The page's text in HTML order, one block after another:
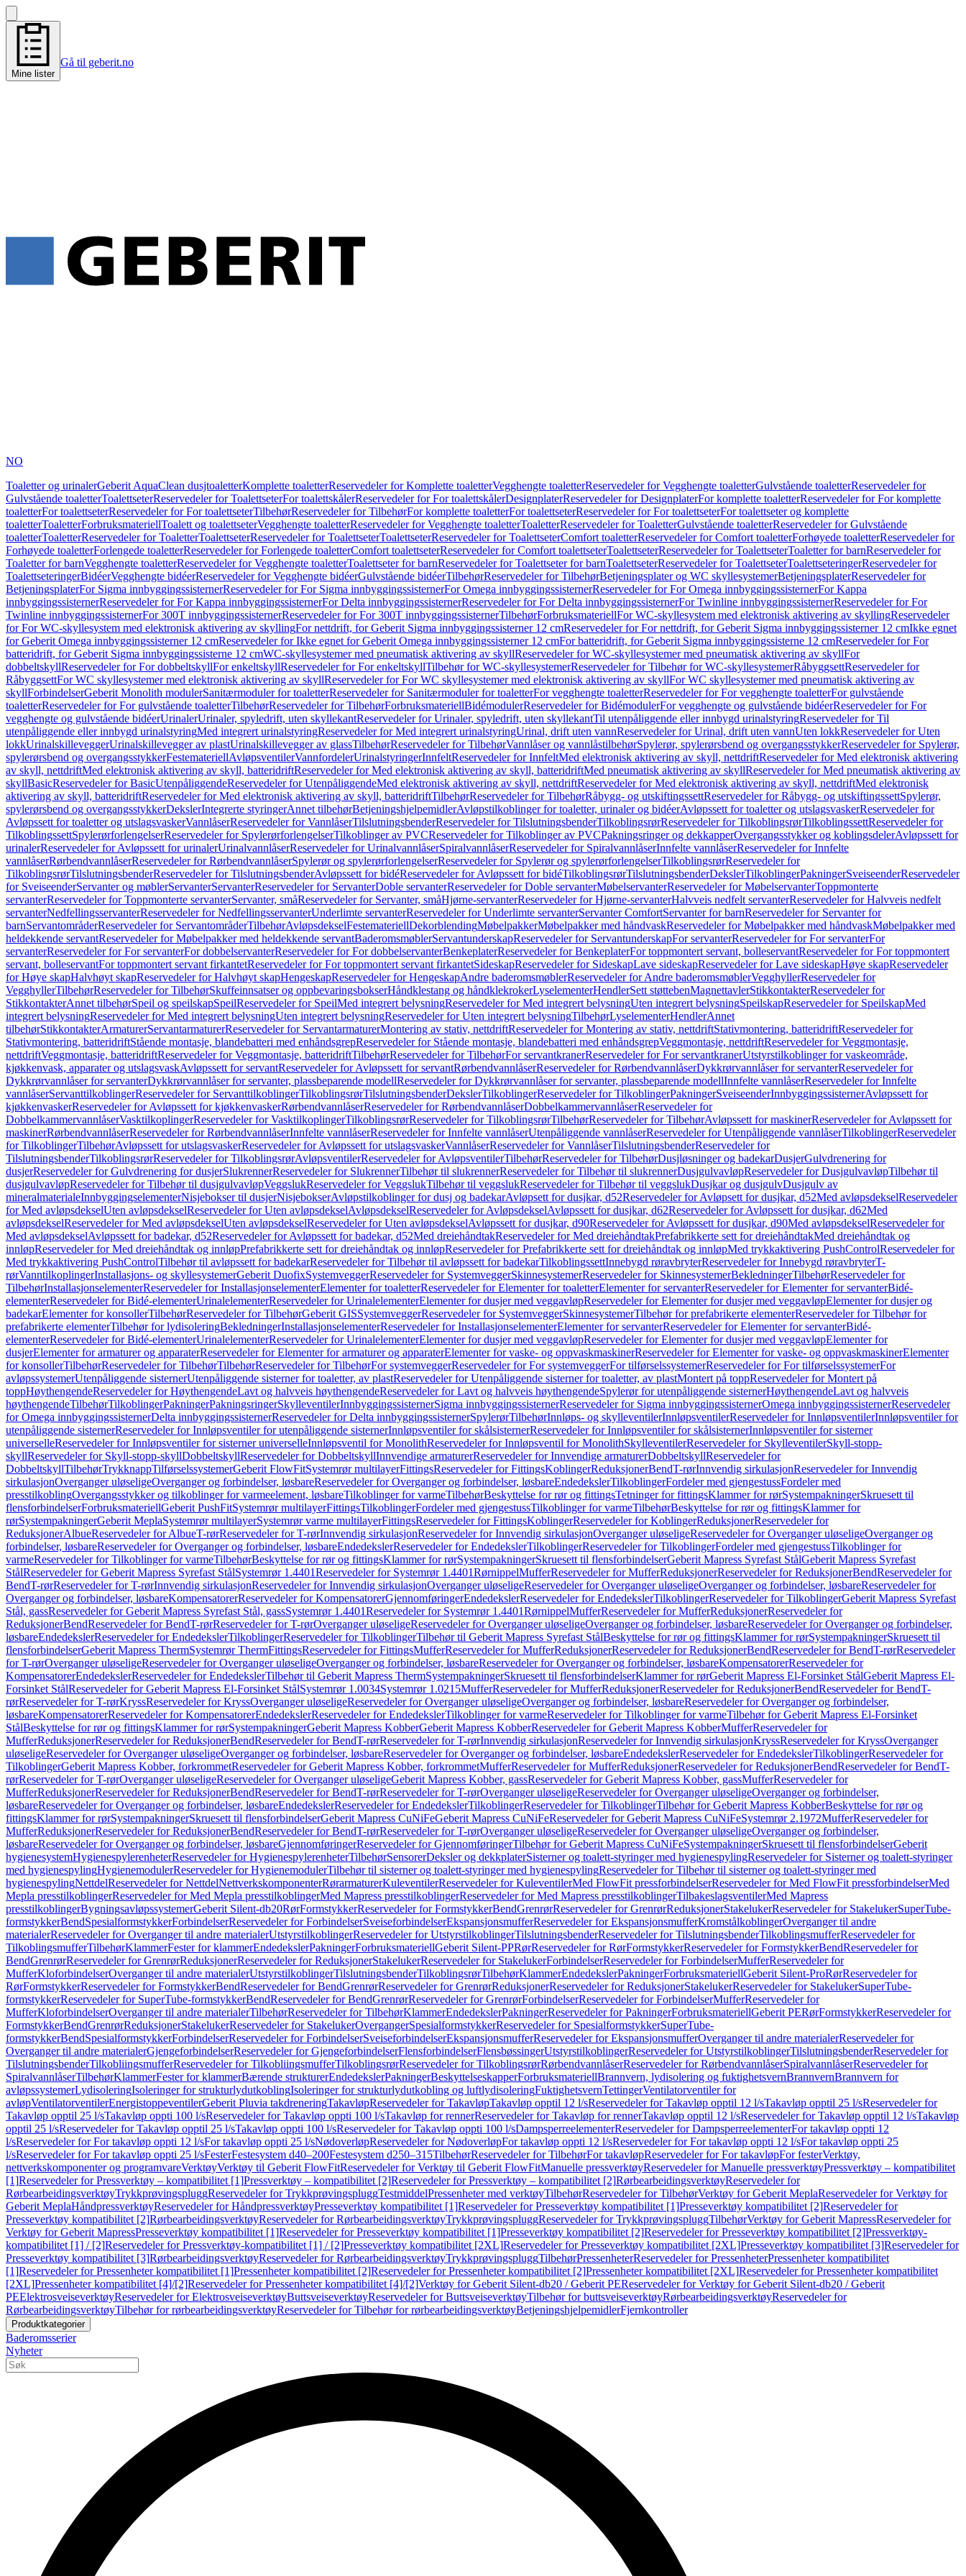
Mine lister
Gå til geberit.no
NO
Toaletter og urinalerGeberit AquaClean dusjtoaletterKomplette toaletterReservedeler for Komplette toaletterVegghengte toaletterReservedeler for Vegghengte toaletterGulvstående toaletterReservedeler for
Gulvstående toaletterToalettseterReservedeler for ToalettseterFor toalettskålerReservedeler for For toalettskålerDesignplaterReservedeler for DesignplaterFor komplette toaletterReservedeler for For komplette
toaletterFor toalettseterReservedeler for For toalettseterTilbehørReservedeler for TilbehørFor komplette toaletterFor toalettseterReservedeler for For toalettseterFor toalettseter og komplette
toaletterToaletterForbruksmateriellToalett og toalettseterVegghengte toaletterReservedeler for Vegghengte toaletterToaletterReservedeler for ToaletterGulvstående toaletterReservedeler for Gulvstående
toaletterToaletterReservedeler for ToaletterToalettseterReservedeler for ToalettseterToalettseterReservedeler for ToalettseterComfort toaletterReservedeler for Comfort toaletterForhøyede toaletterReservedeler for
Forhøyede toaletterForlengede toaletterReservedeler for Forlengede toaletterComfort toalettseterReservedeler for Comfort toalettseterToalettseterReservedeler for ToalettseterToaletter for barnReservedeler for
Toaletter for barnVegghengte toaletterReservedeler for Vegghengte toaletterToalettseter for barnReservedeler for Toalettseter for barnToalettseterReservedeler for ToalettseterToalettseteringerReservedeler for
ToalettseteringerBidéerVegghengte bidéerReservedeler for Vegghengte bidéerGulvstående bidéerTilbehørReservedeler for TilbehørBetjeningsplater og WC skyllesystemerBetjeningsplaterReservedeler for
BetjeningsplaterFor Sigma innbyggingssisternerReservedeler for For Sigma innbyggingssisternerFor Omega innbyggingssisternerReservedeler for For Omega innbyggingssisternerFor Kappa
innbyggingssisternerReservedeler for For Kappa innbyggingssisternerFor Delta innbyggingssisternerReservedeler for For Delta innbyggingssisternerFor Twinline innbyggingssisternerReservedeler for For
Twinline innbyggingssisternerFor 300T innbyggingssisternerReservedeler for For 300T innbyggingssisternerTilbehørForbruksmateriellFor WC-skyllesystem med elektronisk aktivering av skyllingReservedeler
for For WC-skyllesystem med elektronisk aktivering av skyllingFor nettdrift, for Geberit Sigma innbyggingssisterner 12 cmReservedeler for For nettdrift, for Geberit Sigma innbyggingssisterner 12 cmIkke egnet
for Geberit Omega innbyggingssisterner 12 cmReservedeler for Ikke egnet for Geberit Omega innbyggingssisterner 12 cmFor batteridrift, for Geberit Sigma innbyggingssisterne 12 cmReservedeler for For
batteridrift, for Geberit Sigma innbyggingssisterne 12 cmWC-skyllesystemer med pneumatisk aktivering av skyllReservedeler for WC-skyllesystemer med pneumatisk aktivering av skyllFor
dobbeltskyllReservedeler for For dobbeltskyllFor enkeltskyllReservedeler for For enkeltskyllTilbehør for WC-skyllesystemerReservedeler for Tilbehør for WC-skyllesystemerRåbyggsettReservedeler for
RåbyggsettFor WC skyllesystemer med elektronisk aktivering av skyllReservedeler for For WC skyllesystemer med elektronisk aktivering av skyllFor WC skyllesystemer med pneumatisk aktivering av
skyllForbindelserGeberit Monolith modulerSanitærmoduler for toaletterReservedeler for Sanitærmoduler for toaletterFor vegghengte toaletterReservedeler for For vegghengte toaletterFor gulvstående
toaletterReservedeler for For gulvstående toaletterTilbehørReservedeler for TilbehørForbruksmateriellBidémodulerReservedeler for BidémodulerFor vegghengte og gulvstående bidéerReservedeler for For
vegghengte og gulvstående bidéerUrinalerUrinaler, spyledrift, uten skyllekantReservedeler for Urinaler, spyledrift, uten skyllekantTil utenpåliggende eller innbygd urinalstyringReservedeler for Til
utenpåliggende eller innbygd urinalstyringMed integrert urinalstyringReservedeler for Med integrert urinalstyringUrinal, drift uten vannReservedeler for Urinal, drift uten vannUten lokkReservedeler for Uten
lokkUrinalskilleveggerUrinalskillevegger av plastUrinalskillevegger av glassTilbehørReservedeler for TilbehørVannlåser og vannlåstilbehørSpylerør, spylerørsbend og overgangsstykkerReservedeler for Spylerør,
spylerørsbend og overgangsstykkerFestemateriellAvløpsventilerVannfordelerUrinalstyringerInnfeltReservedeler for InnfeltMed elektronisk aktivering av skyll, nettdriftReservedeler for Med elektronisk aktivering
av skyll, nettdriftMed elektronisk aktivering av skyll, batteridriftReservedeler for Med elektronisk aktivering av skyll, batteridriftMed pneumatisk aktivering av skyllReservedeler for Med pneumatisk aktivering av
skyllBasicReservedeler for BasicUtenpåliggendeReservedeler for UtenpåliggendeMed elektronisk aktivering av skyll, nettdriftReservedeler for Med elektronisk aktivering av skyll, nettdriftMed elektronisk
aktivering av skyll, batteridriftReservedeler for Med elektronisk aktivering av skyll, batteridriftTilbehørReservedeler for TilbehørRåbygg- og utskiftingssettReservedeler for Råbygg- og utskiftingssettSpylerør,
spylerørsbend og overgangsstykkerDekslerIntegrerte styringerAnnet tilbehørBetjeningshjelpemidlerAvløpstilkoblinger for toaletter, urinaler og bidéerAvløpssett for toaletter og utslagsvaskerReservedeler for
Avløpssett for toaletter og utslagsvaskerVannlåserReservedeler for VannlåserTilslutningsbenderReservedeler for TilslutningsbenderTilkoblingsrørReservedeler for TilkoblingsrørTilkoblingssettReservedeler for
TilkoblingssettSpylerørforlengelserReservedeler for SpylerørforlengelserTilkoblinger av PVCReservedeler for Tilkoblinger av PVCPakningsringer og dekkapperOvergangsstykker og koblingsdelerAvløpssett for
urinalerReservedeler for Avløpssett for urinalerUrinalvannlåserReservedeler for UrinalvannlåserSpiralvannlåserReservedeler for SpiralvannlåserInnfelte vannlåserReservedeler for Innfelte
vannlåserRørbendvannlåserReservedeler for RørbendvannlåserSpylerør og spylerørforlengelserReservedeler for Spylerør og spylerørforlengelserTilkoblingsrørReservedeler for
TilkoblingsrørTilslutningsbenderReservedeler for TilslutningsbenderAvløpssett for bidéReservedeler for Avløpssett for bidéTilkoblingsrørTilslutningsbenderDekslerTilkoblingerPakningerSveiseenderReservedeler
for SveiseenderServanter og møblerServanterServanterReservedeler for ServanterDoble servanterReservedeler for Doble servanterMøbelservanterReservedeler for MøbelservanterToppmonterte
servanterReservedeler for Toppmonterte servanterServanter, småReservedeler for Servanter, småHjørne-servanterReservedeler for Hjørne-servanterHalvveis nedfelt servanterReservedeler for Halvveis nedfelt
servanterNedfellingsservanterReservedeler for NedfellingsservanterUnderlimte servanterReservedeler for Underlimte servanterServanter ComfortServanter for barnReservedeler for Servanter for
barnServantområderReservedeler for ServantområderTilbehørAvløpsdekselFestemateriellDekorblendingMøbelpakkerMøbelpakker med håndvaskReservedeler for Møbelpakker med håndvaskMøbelpakker med
heldekkende servantReservedeler for Møbelpakker med heldekkende servantBaderomsmøblerServantunderskapReservedeler for ServantunderskapFor servanterReservedeler for For servanterFor
servanterReservedeler for For servanterFor dobbelservanterReservedeler for For dobbelservanterBenkeplaterReservedeler for BenkeplaterFor toppmontert servant, bolleservantReservedeler for For toppmontert
servant, bolleservantFor toppmontert servant firkantetReservedeler for For toppmontert servant firkantetSideskapReservedeler for SideskapLave sideskapReservedeler for Lave sideskapHøye skapReservedeler
for Høye skapHalvhøyt skapReservedeler for Halvhøyt skapHengeskapReservedeler for HengeskapAndre baderomsmøblerReservedeler for Andre baderomsmøblerVegghyllerReservedeler for
VegghyllerTilbehørReservedeler for TilbehørSkuffeinnsatser og oppbevaringsbokserHåndklestang og håndklekrokerLyselementerHendlerSett støttebenMagnettavlerStikkontakterReservedeler for
StikkontakterAnnet tilbehørSpeil og speilskapSpeilReservedeler for SpeilMed integrert belysningReservedeler for Med integrert belysningUten integrert belysningSpeilskapReservedeler for SpeilskapMed
integrert belysningReservedeler for Med integrert belysningUten integrert belysningReservedeler for Uten integrert belysningTilbehørLyselementerHendlerAnnet
tilbehørStikkontakterArmaturerServantarmaturerReservedeler for ServantarmaturerMontering av stativ, nettdriftReservedeler for Montering av stativ, nettdriftStativmontering, batteridriftReservedeler for
Stativmontering, batteridriftStående montasje, blandebatteri med enhåndsgrepReservedeler for Stående montasje, blandebatteri med enhåndsgrepVeggmontasje, nettdriftReservedeler for Veggmontasje,
nettdriftVeggmontasje, batteridriftReservedeler for Veggmontasje, batteridriftTilbehørReservedeler for TilbehørFor servantkranerReservedeler for For servantkranerUtstyrstilkoblinger for vaskeområde,
kjøkkenvask, apparater og utslagsvaskAvløpssett for servantReservedeler for Avløpssett for servantRørbendvannlåserReservedeler for RørbendvannlåserDykkrørvannlåser for servanterReservedeler for
Dykkrørvannlåser for servanterDykkrørvannlåser for servanter, plassbeparende modellReservedeler for Dykkrørvannlåser for servanter, plassbeparende modellInnfelte vannlåserReservedeler for Innfelte
vannlåserServanttilkoblingerReservedeler for ServanttilkoblingerTilkoblingsrørTilslutningsbenderDekslerTilkoblingerReservedeler for TilkoblingerPakningerSveiseenderInnbyggingssisternerAvløpssett for
kjøkkenvaskerReservedeler for Avløpssett for kjøkkenvaskerRørbendvannlåserReservedeler for RørbendvannlåserDobbelkammervannlåserReservedeler for
DobbelkammervannlåserVasktilkoplingerReservedeler for VasktilkoplingerTilkoblingsrørReservedeler for TilkoblingsrørTilbehørReservedeler for TilbehørAvløpssett for maskinerReservedeler for Avløpssett for
maskinerRørbendvannlåserReservedeler for RørbendvannlåserInnfelte vannlåserReservedeler for Innfelte vannlåserUtenpåliggende vannlåserReservedeler for Utenpåliggende vannlåserTilkoblingerReservedeler
for TilkoblingerTilbehørAvløpssett for utslagsvaskerReservedeler for Avløpssett for utslagsvaskerVannlåserReservedeler for VannlåserTilslutningsbenderReservedeler for
TilslutningsbenderTilkoblingsrørReservedeler for TilkoblingsrørAvløpsventilerReservedeler for AvløpsventilerTilbehørReservedeler for TilbehørDusjløsninger og badekarDusjerGulvdrenering for
dusjerReservedeler for Gulvdrenering for dusjerSlukrennerReservedeler for SlukrennerTilbehør til slukrennerReservedeler for Tilbehør til slukrennerDusjgulvavløpReservedeler for DusjgulvavløpTilbehør til
dusjgulvavløpReservedeler for Tilbehør til dusjgulvavløpVeggslukReservedeler for VeggslukTilbehør til veggslukReservedeler for Tilbehør til veggslukDusjkar og dusjgulvDusjgulv av
mineralmaterialeInnbyggingselementerNisjebokser til dusjerNisjebokserAvløpstilkoblinger for dusj og badekarAvløpsett for dusjkar, d52Reservedeler for Avløpsett for dusjkar, d52Med avløpsdekselReservedeler
for Med avløpsdekselUten avløpsdekselReservedeler for Uten avløpsdekselAvløpsdekselReservedeler for AvløpsdekselAvløpssett for dusjkar, d62Reservedeler for Avløpssett for dusjkar, d62Med
avløpsdekselReservedeler for Med avløpsdekselUten avløpsdekselReservedeler for Uten avløpsdekselAvløpssett for dusjkar, d90Reservedeler for Avløpssett for dusjkar, d90Med avløpsdekselReservedeler for
Med avløpsdekselAvløpssett for badekar, d52Reservedeler for Avløpssett for badekar, d52Med dreiehåndtakReservedeler for Med dreiehåndtakPrefabrikkerte sett for dreiehåndtakMed dreiehåndtak og
innløpReservedeler for Med dreiehåndtak og innløpPrefabrikkerte sett for dreiehåndtak og innløpReservedeler for Prefabrikkerte sett for dreiehåndtak og innløpMed trykkaktivering PushControlReservedeler for
Med trykkaktivering PushControlTilbehør til avløpssett for badekarReservedeler for Tilbehør til avløpssett for badekarTilkoblingssettInnebygd røravbryterReservedeler for Innebygd røravbryterT-
rørVanntilkoplingerInstallasjons- og skyllesystemerGeberit DuofixSystemveggerReservedeler for SystemveggerSkinnesystemerReservedeler for SkinnesystemerBekledningerTilbehørReservedeler for
TilbehørInstallasjonselementerReservedeler for InstallasjonselementerElementer for toaletterReservedeler for Elementer for toaletterElementer for servanterReservedeler for Elementer for servanterBidé-
elementerReservedeler for Bidé-elementerUrinalelementerReservedeler for UrinalelementerElementer for dusjer med veggavløpReservedeler for Elementer for dusjer med veggavløpElementer for dusjer og
badekarElementer for konsollerTilbehørReservedeler for TilbehørGeberit GISSystemveggerReservedeler for SystemveggerSkinnesystemerTilbehør for prefabrikerte elementerReservedeler for Tilbehør for
prefabrikerte elementerTilbehør for lydisoleringBekledningerInstallasjonselementerReservedeler for InstallasjonselementerElementer for servanterReservedeler for Elementer for servanterBidé-
elementerReservedeler for Bidé-elementerUrinalelementerReservedeler for UrinalelementerElementer for dusjer med veggavløpReservedeler for Elementer for dusjer med veggavløpElementer for
dusjerElementer for armaturer og apparaterReservedeler for Elementer for armaturer og apparaterElementer for vaske- og oppvaskmaskinerReservedeler for Elementer for vaske- og oppvaskmaskinerElementer
for konsollerTilbehørReservedeler for TilbehørTilbehørReservedeler for TilbehørFor systemveggerReservedeler for For systemveggerFor tilførselssystemerReservedeler for For tilførselssystemerFor
avløpssystemerUtenpåliggende sisternerUtenpåliggende sisterner for toaletter, av plastReservedeler for Utenpåliggende sisterner for toaletter, av plastMontert på toppReservedeler for Montert på
toppHøythengendeReservedeler for HøythengendeLavt og halvveis høythengendeReservedeler for Lavt og halvveis høythengendeSpylerør for utenpåliggende sisternerHøythengendeLavt og halvveis
høythengendeTilbehørTilkoblingerPakningerPakningsringerSkylleventilerInnbyggingssisternerSigma innbyggingssisternerReservedeler for Sigma innbyggingssisternerOmega innbyggingssisternerReservedeler
for Omega innbyggingssisternerDelta innbyggingssisternerReservedeler for Delta innbyggingssisternerSpylerørTilbehørInnløps- og skylleventilerInnløpsventilerReservedeler for InnløpsventilerInnløpsventiler for
utenpåliggende sisternerReservedeler for Innløpsventiler for utenpåliggende sisternerInnløpsventiler for skålsisternerReservedeler for Innløpsventiler for skålsisternerInnløpsventiler for sisterner
universelleReservedeler for Innløpsventiler for sisterner universelleInnløpsventil for MonolithReservedeler for Innløpsventil for MonolithSkylleventilerReservedeler for SkylleventilerSkyll-stopp-
skyllReservedeler for Skyll-stopp-skyllDobbeltskyllReservedeler for DobbeltskyllInnvendige armaturerReservedeler for Innvendige armaturerDobbeltskyllReservedeler for
DobbeltskyllTilbehørTrykknappTilførselssystemerGeberit FlowFitSystemrør multilayerFittingsReservedeler for FittingsKoblingerReduksjonerBendT-rørInnvendig sirkulasjonReservedeler for Innvendig
sirkulasjonOverganger uløseligeOverganger og forbindelser, løsbareReservedeler for Overganger og forbindelser, løsbareEndedekslerTilkoblingerFordeler med gjengestussFordeler med
presstilkoblingOvergangsstykker og tilkoblinger for varmeelement, løsbareTilkoblinger for varmeTilbehørBeskyttelse for rør og fittingsTetninger for fittingsKlammer for rørSystempakningerSkruesett til
flensforbindelserForbruksmateriellGeberit PushFitSystemrør multilayerFittingsTilkoblingerFordeler med gjengestussTilkoblinger for varmeTilbehørBeskyttelse for rør og fittingsKlammer for
rørSystempakningerGeberit MeplaSystemrør multilayerSystemrør varme multilayerFittingsReservedeler for FittingsKoblingerReservedeler for KoblingerReduksjonerReservedeler for
ReduksjonerAlbueReservedeler for AlbueT-rørReservedeler for T-rørInnvendig sirkulasjonReservedeler for Innvendig sirkulasjonOverganger uløseligeReservedeler for Overganger uløseligeOverganger og
forbindelser, løsbareReservedeler for Overganger og forbindelser, løsbareEndedekslerReservedeler for EndedekslerTilkoblingerReservedeler for TilkoblingerFordeler med gjengestussTilkoblinger for
varmeReservedeler for Tilkoblinger for varmeTilbehørBeskyttelse for rør og fittingsKlammer for rørSystempakningerSkruesett til flensforbindelserGeberit Mapress Syrefast StålGeberit Mapress Syrefast
StålReservedeler for Geberit Mapress Syrefast StålSystemrør 1.4401Reservedeler for Systemrør 1.4401RørnippelMufferReservedeler for MufferReduksjonerReservedeler for ReduksjonerBendReservedeler for
BendT-rørReservedeler for T-rørInnvendig sirkulasjonReservedeler for Innvendig sirkulasjonOverganger uløseligeReservedeler for Overganger uløseligeOverganger og forbindelser, løsbareReservedeler for
Overganger og forbindelser, løsbareKompensatorerReservedeler for KompensatorerGjennomføringerEndedekslerReservedeler for EndedekslerTilkoblingerReservedeler for TilkoblingerGeberit Mapress Syrefast
Stål, gassReservedeler for Geberit Mapress Syrefast Stål, gassSystemrør 1.4401Reservedeler for Systemrør 1.4401RørnippelMufferReservedeler for MufferReduksjonerReservedeler for
ReduksjonerBendReservedeler for BendT-rørReservedeler for T-rørOverganger uløseligeReservedeler for Overganger uløseligeOverganger og forbindelser, løsbareReservedeler for Overganger og forbindelser,
løsbareEndedekslerReservedeler for EndedekslerTilkoblingerReservedeler for TilkoblingerTilbehør til Geberit Mapress Syrefast StålBeskyttelse for rør og fittingsKlammer for rørSystempakningerSkruesett til
flensforbindelserGeberit Mapress ThermSystemrør ThermFittingsReservedeler for FittingsMufferReservedeler for MufferReduksjonerReservedeler for ReduksjonerBendReservedeler for BendT-rørReservedeler
for T-rørOverganger uløseligeReservedeler for Overganger uløseligeOverganger og forbindelser, løsbareReservedeler for Overganger og forbindelser, løsbareKompensatorerReservedeler for
KompensatorerEndedekslerReservedeler for EndedekslerTilbehør til Geberit Mapress ThermSystempakningerSkruesett til flensforbindelserKlammer for rørGeberit Mapress El-Forsinket StålGeberit Mapress El-
Forsinket StålReservedeler for Geberit Mapress El-Forsinket StålSystemrør 1.0034Systemrør 1.0215MufferReservedeler for MufferReduksjonerReservedeler for ReduksjonerBendReservedeler for BendT-
rørReservedeler for T-rørKryssReservedeler for KryssOverganger uløseligeReservedeler for Overganger uløseligeOverganger og forbindelser, løsbareReservedeler for Overganger og forbindelser,
løsbareKompensatorerReservedeler for KompensatorerEndedekslerReservedeler for EndedekslerTilkoblinger for varmeReservedeler for Tilkoblinger for varmeTilbehør for Geberit Mapress El-Forsinket
StålBeskyttelse for rør og fittingsKlammer for rørSystempakningerGeberit Mapress KobberGeberit Mapress KobberReservedeler for Geberit Mapress KobberMufferReservedeler for
MufferReduksjonerReservedeler for ReduksjonerBendReservedeler for BendT-rørReservedeler for T-rørInnvendig sirkulasjonReservedeler for Innvendig sirkulasjonKryssReservedeler for KryssOverganger
uløseligeReservedeler for Overganger uløseligeOverganger og forbindelser, løsbareReservedeler for Overganger og forbindelser, løsbareEndedekslerReservedeler for EndedekslerTilkoblingerReservedeler for
TilkoblingerGeberit Mapress Kobber, forkrommetReservedeler for Geberit Mapress Kobber, forkrommetMufferReservedeler for MufferReduksjonerReservedeler for ReduksjonerBendReservedeler for BendT-
rørReservedeler for T-rørOverganger uløseligeReservedeler for Overganger uløseligeGeberit Mapress Kobber, gassReservedeler for Geberit Mapress Kobber, gassMufferReservedeler for
MufferReduksjonerReservedeler for ReduksjonerBendReservedeler for BendT-rørReservedeler for T-rørOverganger uløseligeReservedeler for Overganger uløseligeOverganger og forbindelser,
løsbareReservedeler for Overganger og forbindelser, løsbareEndedekslerReservedeler for EndedekslerTilkoblingerReservedeler for TilkoblingerTilbehør for Geberit Mapress KobberBeskyttelse for rør og
fittingsKlammer for rørSystempakningerSkruesett til flensforbindelserGeberit Mapress CuNiFeGeberit Mapress CuNiFeReservedeler for Geberit Mapress CuNiFeSystemrør 2.1972MufferReservedeler for
MufferReduksjonerReservedeler for ReduksjonerBendReservedeler for BendT-rørReservedeler for T-rørOverganger uløseligeReservedeler for Overganger uløseligeOverganger og forbindelser,
løsbareReservedeler for Overganger og forbindelser, løsbareGjennomføringerReservedeler for GjennomføringerTilbehør for Geberit Mapress CuNiFeSystempakningerSkruesett til flensforbindelserGeberit
hygienesystemHygienespylerenheterReservedeler for HygienespylerenheterTilbehørSensorerDeksler og dekkplaterSisterner og toalett-styringer med hygienespylingReservedeler for Sisterner og toalett-styringer
med hygienespylingHygienemodulerReservedeler for HygienemodulerTilbehør til sisterner og toalett-styringer med hygienespylingReservedeler for Tilbehør til sisterner og toalett-styringer med
hygienespylingNettdelReservedeler for NettdelNettverkskomponenterRørarmaturerKuleventilerReservedeler for KuleventilerMed FlowFit pressforbindelserReservedeler for Med FlowFit pressforbindelserMed
Mepla presstilkoblingerReservedeler for Med Mepla presstilkoblingerMed Mapress presstilkoblingerReservedeler for Med Mapress presstilkoblingerTilbakeslagsventilerMed Mapress
presstilkoblingerBygningsavløpssystemerGeberit Silent-db20RørFormstykkerReservedeler for FormstykkerBendGrenrørReservedeler for GrenrørReduksjonerStakelukerReservedeler for StakelukerSuperTube-
formstykkerBendSpesialformstykkerForbindelserReservedeler for ForbindelserSveiseforbindelserEkspansjonsmufferReservedeler for EkspansjonsmufferKromstålkoblingerOverganger til andre
materialerReservedeler for Overganger til andre materialerUtstyrstilkoblingerReservedeler for UtstyrstilkoblingerTilslutningsbenderReservedeler for TilslutningsbenderTilkoblingsmufferReservedeler for
TilkoblingsmufferTilbehørKlammerFester for klammerEndedekslerPakningerForbruksmateriellGeberit Silent-PPRørReservedeler for RørFormstykkerReservedeler for FormstykkerBendReservedeler for
BendGrenrørReservedeler for GrenrørReduksjonerReservedeler for ReduksjonerStakelukerReservedeler for StakelukerForbindelserReservedeler for ForbindelserMufferReservedeler for
MufferKloforbindelserOverganger til andre materialerUtstyrstilkoblingerTilslutningsbenderTilkoblingsrørTilbehørKlammerEndedekslerPakningerForbruksmateriellGeberit Silent-ProRørReservedeler for
RørFormstykkerReservedeler for FormstykkerBendReservedeler for BendGrenrørReservedeler for GrenrørReduksjonerReservedeler for ReduksjonerStakelukerReservedeler for StakelukerSuperTube-
formstykkerReservedeler for SuperTube-formstykkerBendReservedeler for BendGrenrørReservedeler for GrenrørForbindelserReservedeler for ForbindelserMufferReservedeler for
MufferKloforbindelserOverganger til andre materialerTilbehørReservedeler for TilbehørKlammerEndedekslerPakningerReservedeler for PakningerForbruksmateriellGeberit PERørFormstykkerReservedeler for
FormstykkerBendGrenrørReduksjonerStakelukerReservedeler for StakelukerOvergangerSpesialformstykkerReservedeler for SpesialformstykkerSuperTube-
formstykkerBendSpesialformstykkerForbindelserReservedeler for ForbindelserSveiseforbindelserEkspansjonsmufferReservedeler for EkspansjonsmufferOverganger til andre materialerReservedeler for
Overganger til andre materialerGjengeforbindelserReservedeler for GjengeforbindelserFlensforbindelserFlensbøssingerUtstyrstilkoblingerReservedeler for UtstyrstilkoblingerTilslutningsbenderReservedeler for
TilslutningsbenderTilkobliingsmufferReservedeler for TilkobliingsmufferTilkoblingsrørReservedeler for TilkoblingsrørRørbendvannlåserReservedeler for RørbendvannlåserSpiralvannlåserReservedeler for
SpiralvannlåserTilbehørKlammerFester for klammerBærende strukturerEndedekslerPakningerBeskyttelseskapperForbruksmateriellBrannvern, lydisolering og fuktighetsvernBrannvernBrannvern for
avløpssystemerLydisoleringIsoleringer for strukturlydutkoblingIsoleringer for strukturlydutkobling og luftlydisoleringFuktighetsvernTettingerVentilatorventiler for
avløpVentilatorventilerEnergistoppeventilerGeberit Pluvia takdreneringTakavløpReservedeler for TakavløpTakavløp opptil 12 l/sReservedeler for Takavløp opptil 12 l/sTakavløp opptil 25 l/sReservedeler for
Takavløp opptil 25 l/sTakavløp oppti 100 l/sReservedeler for Takavløp oppti 100 l/sTakavløp for rennerReservedeler for Takavløp for rennerTakavløp opptil 12 l/sReservedeler for Takavløp opptil 12 l/sTakavløp
opptil 25 l/sReservedeler for Takavløp opptil 25 l/sTakavløp oppti 100 l/sReservedeler for Takavløp oppti 100 l/sDampsperreelementerReservedeler for DampsperreelementerFor takavløp oppti 12
l/sReservedeler for For takavløp oppti 12 l/sFor takavløp oppti 25 l/sNødoverløpReservedeler for NødoverløpFor takavløp oppti 12 l/sReservedeler for For takavløp oppti 12 l/sFor takavløp oppti 25
l/sReservedeler for For takavløp oppti 25 l/sFesterFestesystem d40–200Festesystem d250–315TilbehørReservedeler for TilbehørFor takavløpReservedeler for For takavløpFor festerVerktøy,
nettverkskomponenter og programvareVerktøyVerktøy til Geberit FlowFitReservedeler for Verktøy til Geberit FlowFitManuelle pressverktøyReservedeler for Manuelle pressverktøyPressverktøy – kompatibilitet
[1]Reservedeler for Pressverktøy – kompatibilitet [1]Pressverktøy – kompatibilitet [2]Reservedeler for Pressverktøy – kompatibilitet [2]RørbearbeidingsverktøyReservedeler for
RørbearbeidingsverktøyTrykkprøvingspluggReservedeler for TrykkprøvingspluggTestmiddelPressenheter med verktøyTilbehørReservedeler for TilbehørVerktøy for Geberit MeplaReservedeler for Verktøy for
Geberit MeplaHåndpressverktøyReservedeler for HåndpressverktøyPresseverktøy kompatibilitet [1]Reservedeler for Presseverktøy kompatibilitet [1]Presseverktøy kompatibilitet [2]Reservedeler for
Presseverktøy kompatibilitet [2]RørbearbeidingsverktøyReservedeler for RørbearbeidingsverktøyTrykkprøvingspluggReservedeler for TrykkprøvingspluggTilbehørVerktøy for Geberit MapressReservedeler for
Verktøy for Geberit MapressPresseverktøy kompatibilitet [1]Reservedeler for Presseverktøy kompatibilitet [1]Presseverktøy kompatibilitet [2]Reservedeler for Presseverktøy kompatibilitet [2]Pressverktøy-
kompatibilitet [1] / [2]Reservedeler for Pressverktøy-kompatibilitet [1] / [2]Presseverktøy kompatibilitet [2XL]Reservedeler for Presseverktøy kompatibilitet [2XL]Presseverktøy kompatibilitet [3]Reservedeler for
Presseverktøy kompatibilitet [3]RørbearbeidingsverktøyReservedeler for RørbearbeidingsverktøyTrykkprøvingspluggTilbehørPressenheterReservedeler for PressenheterPressenheter kompatibilitet
[1]Reservedeler for Pressenheter kompatibilitet [1]Pressenheter kompatibilitet [2]Reservedeler for Pressenheter kompatibilitet [2]Pressenheter kompatibilitet [2XL]Reservedeler for Pressenheter kompatibilitet
[2XL]Pressenheter kompatibilitet [4]/[2]Reservedeler for Pressenheter kompatibilitet [4]/[2]Verktøy for Geberit Silent-db20 / Geberit PEReservedeler for Verktøy for Geberit Silent-db20 / Geberit
PEElektrosveiseverktøyReservedeler for ElektrosveiseverktøyButtsveiseverktøyReservedeler for ButtsveiseverktøyTilbehør for buttsveiseverktøyRørbearbeidingsverktøyReservedeler for
RørbearbeidingsverktøyTilbehør for rørbearbeidingsverktøyReservedeler for Tilbehør for rørbearbeidingsverktøyBetjeningshjelpemidlerFjernkontroller
Produktkategorier
Baderomsserier
Nyheter